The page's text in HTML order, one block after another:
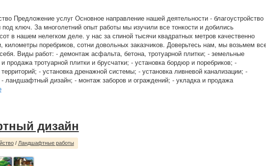
Предложение услуг Основное направление нашей деятельности - благоустройство
под ключ. За многолетний опыт работы мы изучили все тонкости и добились
в нашем нелегком деле. у нас за спиной тысячи квадратных метров качественно
километры поребриков, сотни довольных заказчиков. Доверьтесь нам, мы возьмем
Виды работ: - демонтаж асфальта, бетона, тротуарной плитки; - земельные
продажа тротуарной плитки и брусчатки; - установка бордюр и поребриков; -
- установка дренажной системы; - установка ливневой канализации; -
ландшафтный дизайн; - монтаж заборов и ограждений; - укладка и продажа
дизайн
/ Ландшафтные работы